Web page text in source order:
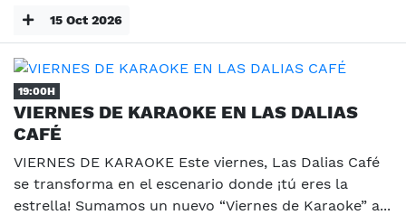
15 Oct 2026
19:00H
VIERNES DE KARAOKE EN LAS DALIAS
CAFÉ
VIERNES DE KARAOKE Este viernes, Las Dalias Café
se transforma en el escenario donde ¡tú eres la
estrella! Sumamos un nuevo “Viernes de Karaoke” a...